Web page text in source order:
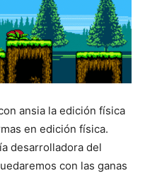
ansia la edición física
en edición física.
desarrolladora del
con las ganas